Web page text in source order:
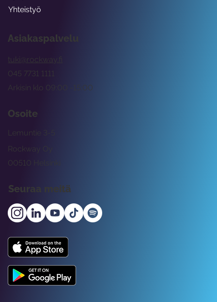
Asiakaspalvelu
tuki@rockway.fi
Arkisin klo 09:00 -15:00
045 7731 1111
Osoite
Rockway Oy
Lemuntie 3-5
00510 Helsinki
Seuraa meitä
Yhteistyö